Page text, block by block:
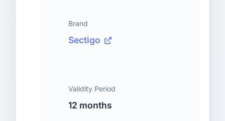
Brand
Sectigo
Validity Period
12 months